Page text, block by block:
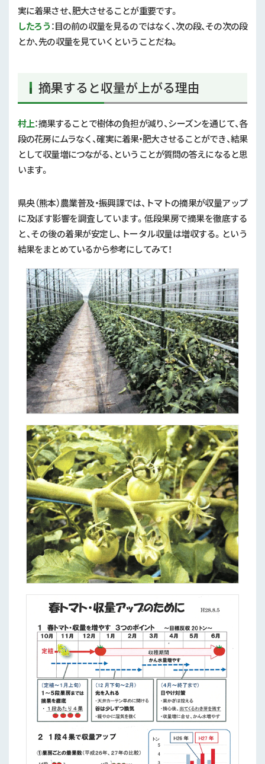
実に着果させ、肥大させることが重要です。
したろう：目の前の収量を見るのではなく、次の段、その次の段
とか、先の収量を見ていくということだね。
摘果すると収量が上がる理由
村上：摘果することで樹体の負担が減り、シーズンを通じて、各
段の花房にムラなく、確実に着果・肥大させることができ、結果
として収量増につながる、ということが質問の答えになると思
います。
県央（熊本）農業普及・振興課では、トマトの摘果が収量アップ
に及ぼす影響を調査しています。低段果房で摘果を徹底する
と、その後の着果が安定し、トータル収量は増収する。という
結果をまとめているから参考にしてみて！